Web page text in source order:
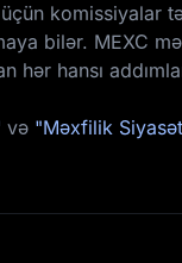
üçün
bilər. MEXC
hər hansı
və "Məxfilik